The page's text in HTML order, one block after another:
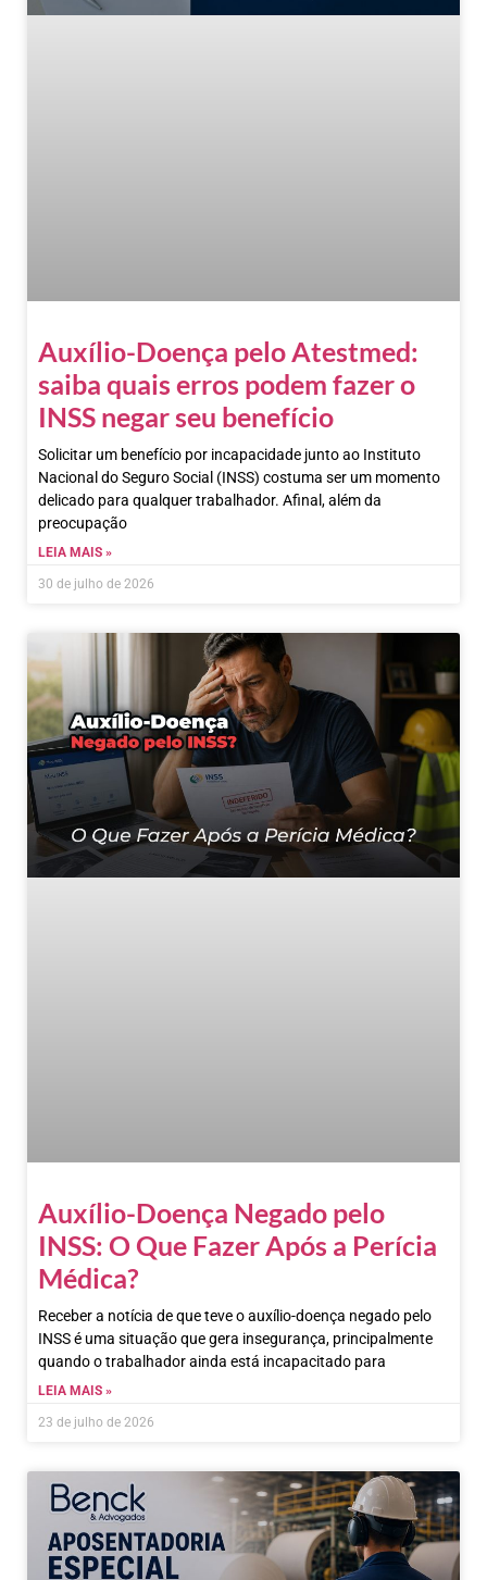
Auxílio-Doença pelo Atestmed:
saiba quais erros podem fazer o
INSS negar seu benefício
Solicitar um benefício por incapacidade junto ao Instituto
Nacional do Seguro Social (INSS) costuma ser um momento
delicado para qualquer trabalhador. Afinal, além da
preocupação
LEIA MAIS »
30 de julho de 2026
Auxílio-Doença Negado pelo
INSS: O Que Fazer Após a Perícia
Médica?
Receber a notícia de que teve o auxílio-doença negado pelo
INSS é uma situação que gera insegurança, principalmente
quando o trabalhador ainda está incapacitado para
LEIA MAIS »
23 de julho de 2026